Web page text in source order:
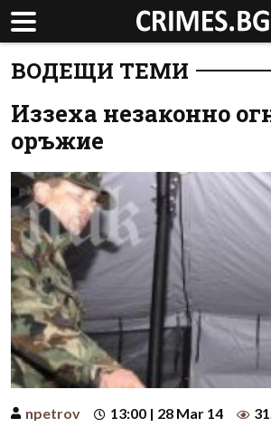
ВОДЕЩИ ТЕМИ
Иззеха незаконно
оръжие
npetrov 13:00 | 28 Mar 14